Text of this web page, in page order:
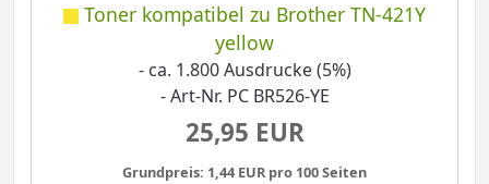
Toner kompatibel zu Brother TN-421Y
yellow
- ca. 1.800 Ausdrucke (5%)
- Art-Nr. PC BR526-YE
25,95 EUR
Grundpreis: 1,44 EUR pro 100 Seiten